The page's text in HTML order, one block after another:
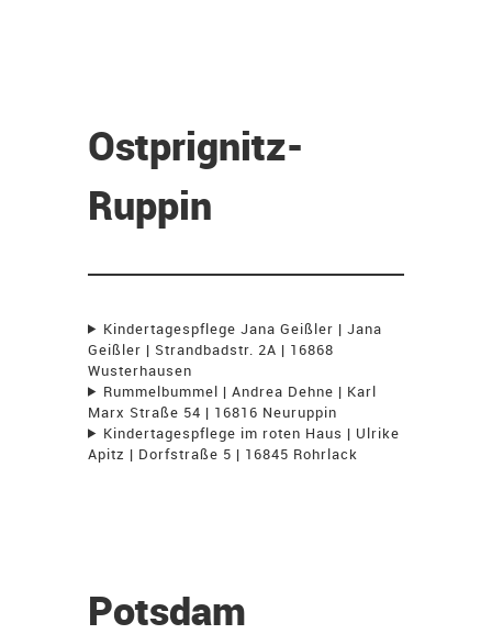
Ostprignitz-
Ruppin
Kindertagespflege Jana Geißler | Jana
Geißler | Strandbadstr. 2A | 16868
Wusterhausen
Rummelbummel | Andrea Dehne | Karl
Marx Straße 54 | 16816 Neuruppin
Kindertagespflege im roten Haus | Ulrike
Apitz | Dorfstraße 5 | 16845 Rohrlack
Potsdam